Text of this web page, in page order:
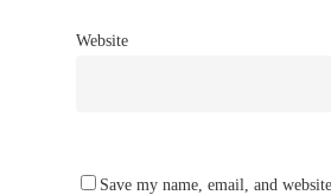
Website
Save my name, email, and